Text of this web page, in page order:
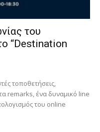
του
“Destination
τοποθετήσεις,
remarks, ένα δυναμικό line
του online